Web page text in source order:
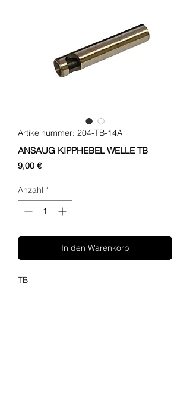
Artikelnummer: 204-TB-14A
ANSAUG KIPPHEBEL WELLE TB
9,00 €Preis
Anzahl *
In den Warenkorb
TB